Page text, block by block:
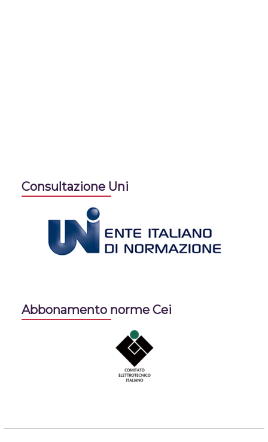
Consultazione Uni
Abbonamento norme Cei